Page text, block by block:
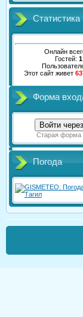
Статистика
Онлайн
Гостей: 1
Этот сайт живет
Форма
Войти
Старая форма
Погода